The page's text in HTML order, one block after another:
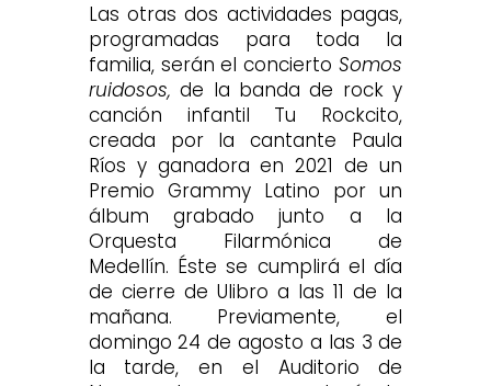
Las otras dos actividades pagas,
programadas para toda la
familia, serán el conciertoSomos
ruidosos, de la banda de rock y
canción infantil Tu Rockcito,
creada por la cantante Paula
Ríos y ganadora en 2021 de un
Premio Grammy Latino por un
álbum grabado junto a la
Orquesta Filarmónica de
Medellín. Éste se cumplirá el día
de cierre de Ulibro a las 11 de la
mañana. Previamente, el
domingo 24 de agosto a las 3 de
la tarde, en el Auditorio de